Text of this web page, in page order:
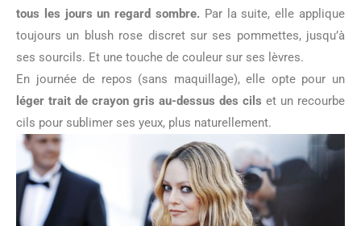
tous les jours un regard sombre. Par la suite, elle applique
toujours un blush rose discret sur ses pommettes, jusqu’à
ses sourcils. Et une touche de couleur sur ses lèvres.
En journée de repos (sans maquillage), elle opte pour un
léger trait de crayon gris au-dessus des cils et un recourbe
cils pour sublimer ses yeux, plus naturellement.